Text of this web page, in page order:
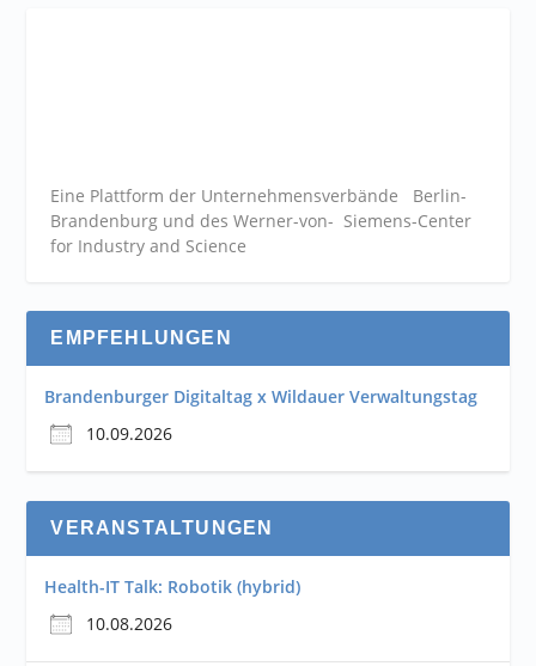
Eine Plattform der Unternehmensverbände Berlin-
Brandenburg und des Werner-von- Siemens-Center
for Industry and Science
EMPFEHLUNGEN
Brandenburger Digitaltag x Wildauer Verwaltungstag
10.09.2026
VERANSTALTUNGEN
Health-IT Talk: Robotik (hybrid)
10.08.2026